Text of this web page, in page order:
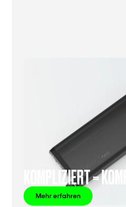
KOMPLIZIERT =
Mehr erfahren